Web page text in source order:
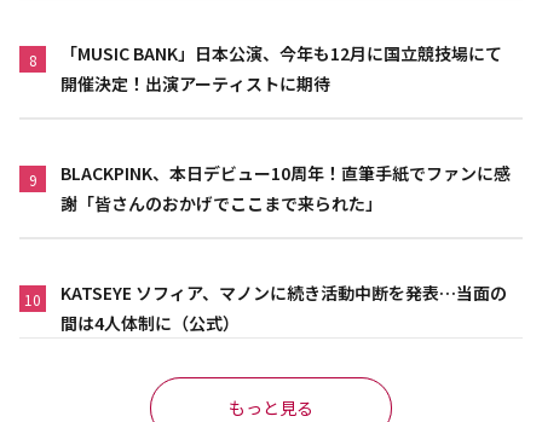
8
「MUSIC BANK」日本公演、今年も12月に国立競技場にて
開催決定！出演アーティストに期待
9
BLACKPINK、本日デビュー10周年！直筆手紙でファンに感
謝「皆さんのおかげでここまで来られた」
10
KATSEYE ソフィア、マノンに続き活動中断を発表…当面の
間は4人体制に（公式）
もっと見る